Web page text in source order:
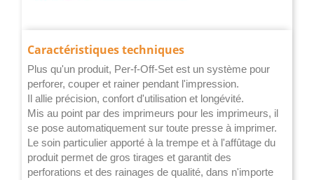
Caractéristiques techniques
Plus qu'un produit, Per-f-Off-Set est un système pour
perforer, couper et rainer pendant l'impression.
Il allie précision, confort d'utilisation et longévité.
Mis au point par des imprimeurs pour les imprimeurs, il
se pose automatiquement sur toute presse à imprimer.
Le soin particulier apporté à la trempe et à l'affûtage du
produit permet de gros tirages et garantit des
perforations et des rainages de qualité, dans n'importe